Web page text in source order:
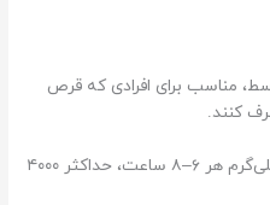
مناسب برای افرادی که قرص
کنند.
۵۰۰–۱۰۰۰ میلی‌گرم هر ۶–۸ ساعت، حداکثر ۴۰۰۰